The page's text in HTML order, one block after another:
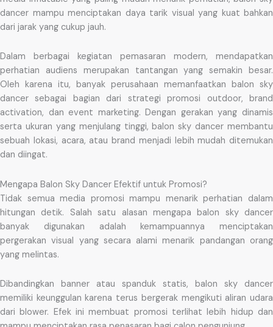
dancer mampu menciptakan daya tarik visual yang kuat bahkan
dari jarak yang cukup jauh.
Dalam berbagai kegiatan pemasaran modern, mendapatkan
perhatian audiens merupakan tantangan yang semakin besar.
Oleh karena itu, banyak perusahaan memanfaatkan balon sky
dancer sebagai bagian dari strategi promosi outdoor, brand
activation, dan event marketing. Dengan gerakan yang dinamis
serta ukuran yang menjulang tinggi, balon sky dancer membantu
sebuah lokasi, acara, atau brand menjadi lebih mudah ditemukan
dan diingat.
Mengapa Balon Sky Dancer Efektif untuk Promosi?
Tidak semua media promosi mampu menarik perhatian dalam
hitungan detik. Salah satu alasan mengapa balon sky dancer
banyak digunakan adalah kemampuannya menciptakan
pergerakan visual yang secara alami menarik pandangan orang
yang melintas.
Dibandingkan banner atau spanduk statis, balon sky dancer
memiliki keunggulan karena terus bergerak mengikuti aliran udara
dari blower. Efek ini membuat promosi terlihat lebih hidup dan